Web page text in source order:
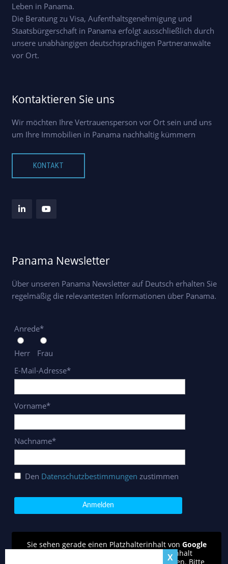
Leben in Panama.
Die Beratung zu Visa, Aufenthaltsgenehmigung und
Staatsbürgerschaft in Panama erfolgt ausschließlich durch
unsere unabhängigen deutschsprachigen Partneranwälte
vor Ort.
Kontaktieren Sie uns
Wir möchten Ihre Vertrauensperson vor Ort sein und uns
um Ihre Immobilien in Panama nachhaltig kümmern
KONTAKT
Panama Newsletter
Über unseren Panama Newsletter auf Deutsch erhalten Sie
regelmäßig die relevantesten Informationen über Panama.
Anrede*
Herr
Frau
E-Mail-Adresse*
Vorname*
Nachname*
Den Datenschutzbestimmungen zustimmen
Sie sehen gerade einen Platzhalterinhalt von Google
. Um auf den eigentlichen Inhalt
zuzugreifen, klicken Sie auf den Button unten. Bitte